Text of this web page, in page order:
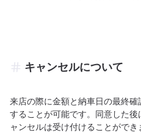
キャンセルについて
来店の際に金額と納車日の最終
することが可能です。同意した
ャンセルは受け付けることができ